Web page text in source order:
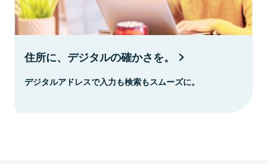
住所に、デジタルの確かさを。
デジタルアドレスで入力も検索もスムーズに。